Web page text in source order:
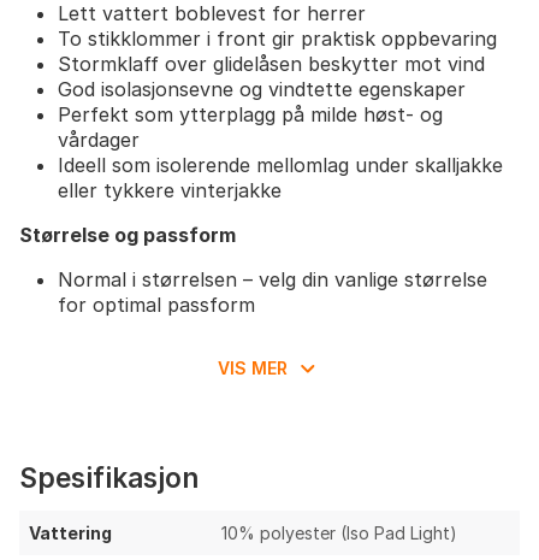
Lett vattert boblevest for herrer
To stikklommer i front gir praktisk oppbevaring
Stormklaff over glidelåsen beskytter mot vind
God isolasjonsevne og vindtette egenskaper
Perfekt som ytterplagg på milde høst- og
vårdager
Ideell som isolerende mellomlag under skalljakke
eller tykkere vinterjakke
Størrelse og passform
Normal i størrelsen – velg din vanlige størrelse
for optimal passform
skjorte, genser eller under en jakke
VIS MER
Spesifikasjon
Vattering 10% polyester (Iso Pad Light)